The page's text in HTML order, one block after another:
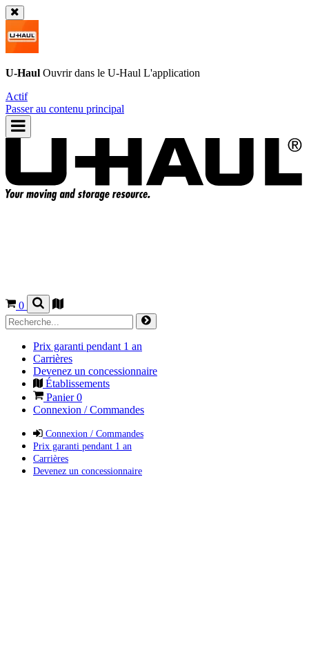
U-Haul Ouvrir dans le U-Haul L'application
Actif
Passer au contenu principal
0
Prix garanti pendant 1 an
Carrières
Devenez un concessionnaire
Établissements
Panier0
Connexion / Commandes
Connexion / Commandes
Prix garanti pendant 1 an
Carrières
Devenez un concessionnaire